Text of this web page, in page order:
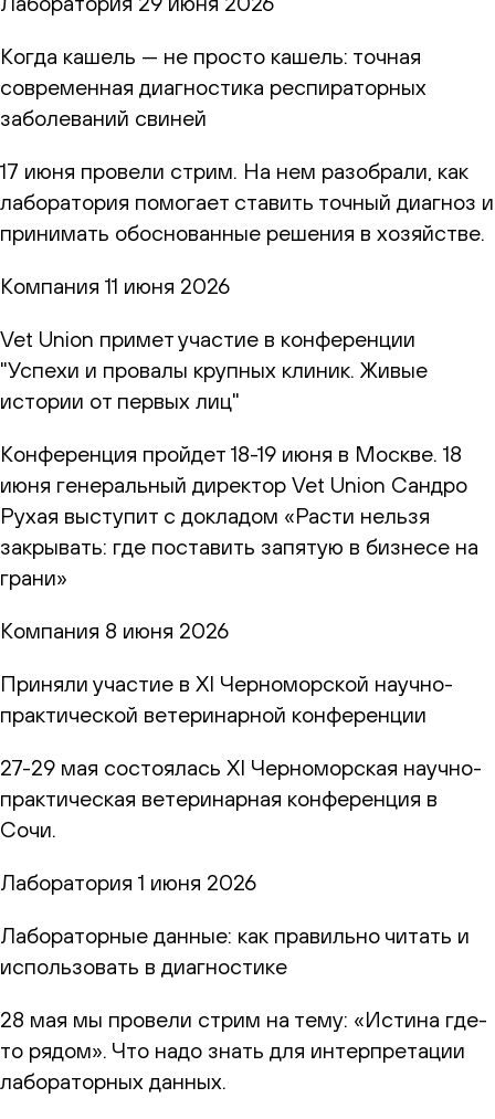
Когда кашель — не просто кашель: точная
современная диагностика респираторных
заболеваний свиней
17 июня провели стрим. На нем разобрали, как
лаборатория помогает ставить точный диагноз и
принимать обоснованные решения в хозяйстве.
Компания 11 июня 2026
Vet Union примет участие в конференции
"Успехи и провалы крупных клиник. Живые
истории от первых лиц"
Конференция пройдет 18-19 июня в Москве. 18
июня генеральный директор Vet Union Сандро
Рухая выступит с докладом «Расти нельзя
закрывать: где поставить запятую в бизнесе на
грани»
Компания 8 июня 2026
Приняли участие в XI Черноморской научно-
практической ветеринарной конференции
27-29 мая состоялась XI Черноморская научно-
практическая ветеринарная конференция в
Сочи.
Лаборатория 1 июня 2026
Лабораторные данные: как правильно читать и
использовать в диагностике
28 мая мы провели стрим на тему: «Истина где-
то рядом». Что надо знать для интерпретации
лабораторных данных.